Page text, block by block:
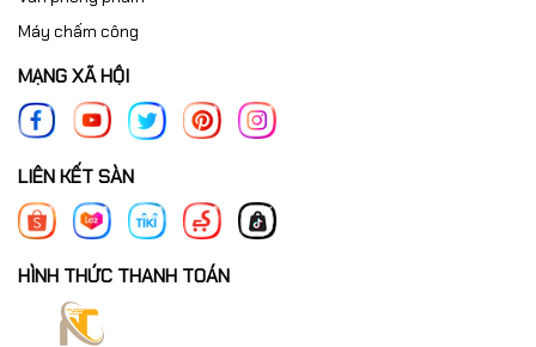
Máy chấm công
MẠNG XÃ HỘI
LIÊN KẾT SÀN
HÌNH THỨC THANH TOÁN